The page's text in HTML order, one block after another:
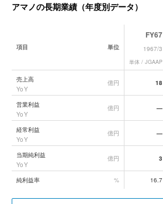
アマノの長期業績（年度別データ）
アマノの長期業績データ一覧
項目 単位
FY67
1967/3
単体 / JGAAP
売上高
YoY
億円 18
営業利益
YoY
億円 —
経常利益
YoY
億円 —
当期純利益
YoY
億円 3
純利益率 % 16.7